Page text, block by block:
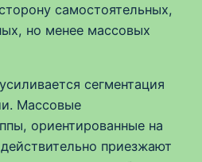
самостоятельных,
но менее массовых
сегментация
Массовые
ориентированные на
приезжают